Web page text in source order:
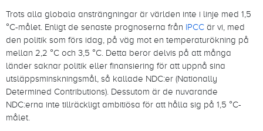
Trots alla globala ansträngningar är världen inte i linje med 1,5
°C-målet. Enligt de senaste prognoserna från IPCCär vi, med
den politik som förs idag, på väg mot en temperaturökning på
mellan 2,2 °C och 3,5 °C. Detta beror delvis på att många
länder saknar politik eller finansiering för att uppnå sina
utsläppsminskningsmål, så kallade NDC:er (Nationally
Determined Contributions). Dessutom är de nuvarande
NDC:erna inte tillräckligt ambitiösa för att hålla sig på 1,5 °C-
målet.